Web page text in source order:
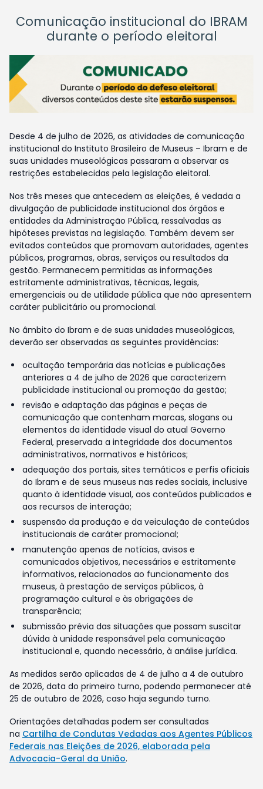
Comunicação institucional do IBRAM
durante o período eleitoral
Desde 4 de julho de 2026, as atividades de comunicação
institucional do Instituto Brasileiro de Museus – Ibram e de
suas unidades museológicas passaram a observar as
restrições estabelecidas pela legislação eleitoral.
Nos três meses que antecedem as eleições, é vedada a
divulgação de publicidade institucional dos órgãos e
entidades da Administração Pública, ressalvadas as
hipóteses previstas na legislação. Também devem ser
evitados conteúdos que promovam autoridades, agentes
públicos, programas, obras, serviços ou resultados da
gestão. Permanecem permitidas as informações
estritamente administrativas, técnicas, legais,
emergenciais ou de utilidade pública que não apresentem
caráter publicitário ou promocional.
No âmbito do Ibram e de suas unidades museológicas,
deverão ser observadas as seguintes providências:
ocultação temporária das notícias e publicações
anteriores a 4 de julho de 2026 que caracterizem
publicidade institucional ou promoção da gestão;
revisão e adaptação das páginas e peças de
comunicação que contenham marcas, slogans ou
elementos da identidade visual do atual Governo
Federal, preservada a integridade dos documentos
administrativos, normativos e históricos;
adequação dos portais, sites temáticos e perfis oficiais
do Ibram e de seus museus nas redes sociais, inclusive
quanto à identidade visual, aos conteúdos publicados e
aos recursos de interação;
suspensão da produção e da veiculação de conteúdos
institucionais de caráter promocional;
manutenção apenas de notícias, avisos e
comunicados objetivos, necessários e estritamente
informativos, relacionados ao funcionamento dos
museus, à prestação de serviços públicos, à
programação cultural e às obrigações de
transparência;
submissão prévia das situações que possam suscitar
dúvida à unidade responsável pela comunicação
institucional e, quando necessário, à análise jurídica.
As medidas serão aplicadas de 4 de julho a 4 de outubro
de 2026, data do primeiro turno, podendo permanecer até
25 de outubro de 2026, caso haja segundo turno.
Orientações detalhadas podem ser consultadas
na Cartilha de Condutas Vedadas aos Agentes Públicos
Federais nas Eleições de 2026, elaborada pela
Advocacia-Geral da União.